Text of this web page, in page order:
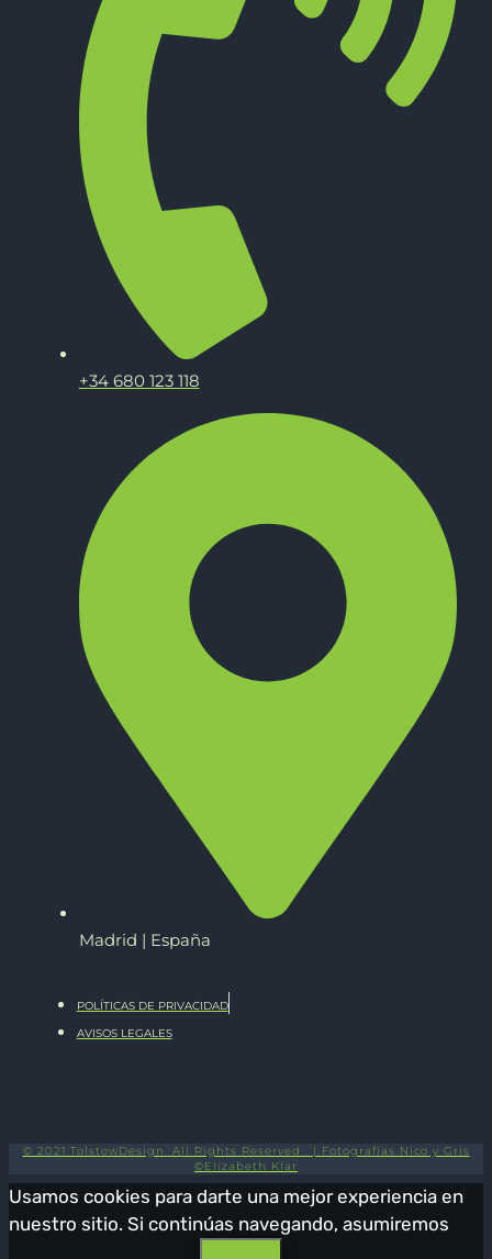
+34 680 123 118
Madrid | España
POLÍTICAS DE PRIVACIDAD
AVISOS LEGALES
© 2021 TolstowDesign. All Rights Reserved . | Fotografías Nico y Gris
©Elizabeth Klar
Usamos cookies para darte una mejor experiencia en
nuestro sitio. Si continúas navegando, asumiremos